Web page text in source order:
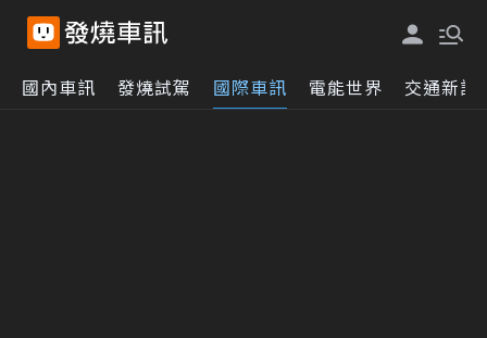
國內車訊 發燒試駕 國際車訊 電能世界 交通新訊